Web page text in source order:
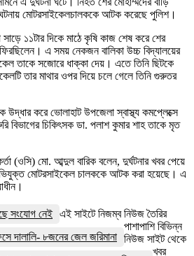
মোটরসাইকেলচালককে আটক করেছে পুলিশ।
সাড়ে ১১টার দিকে মাঠে কৃষি কাজ শেষ করে শের
এ সময় নেকজন বালিকা উচ্চ বিদ্যালয়ের
তাকে সজোরে ধাক্কা দেয়। এতে তিনি ছিটকে
তার মাথার ওপর দিয়ে চলে গেলে তিনি গুরুতর
উদ্ধার করে ভোলাহাট উপজেলা স্বাস্থ্য কমপ্লেক্সে
বিভাগের চিকিৎসক ডা. পলাশ কুমার শাহ তাকে মৃত
(ওসি) মো. আব্দুল বারিক বলেন, দুর্ঘটনার খবর পেয়ে
মোটরসাইকেল চালককে আটক করা হয়েছে। এ
সংযোগ নেই
দালালি- ৮জনের জেল জরিমানা
এই সাইটে নিজম্ব নিউজ তৈরির
পাশাপাশি বিভিন্ন
নিউজ সাইট থেকে
খবর